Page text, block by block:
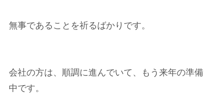
無事であることを祈るばかりです。
会社の方は、順調に進んでいて、もう来年の準備
中です。